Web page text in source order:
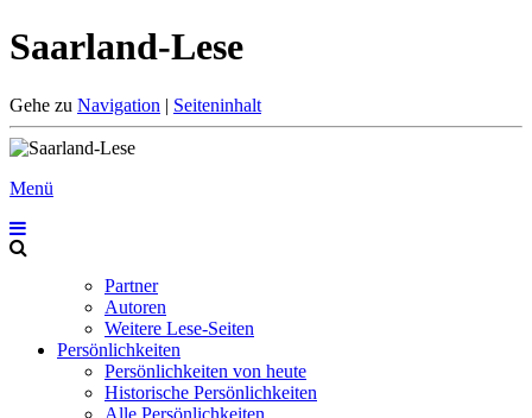
Saarland-Lese
Gehe zu Navigation | Seiteninhalt
Menü
Partner
Autoren
Weitere Lese-Seiten
Persönlichkeiten
Persönlichkeiten von heute
Historische Persönlichkeiten
Alle Persönlichkeiten